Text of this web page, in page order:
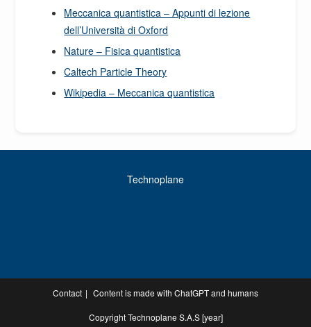
Meccanica quantistica – Appunti di lezione
dell’Università di Oxford
Nature – Fisica quantistica
Caltech Particle Theory
Wikipedia – Meccanica quantistica
Technoplane
Contact Content is made with ChatGPT and humans
Copyright Technoplane S.A.S [year]